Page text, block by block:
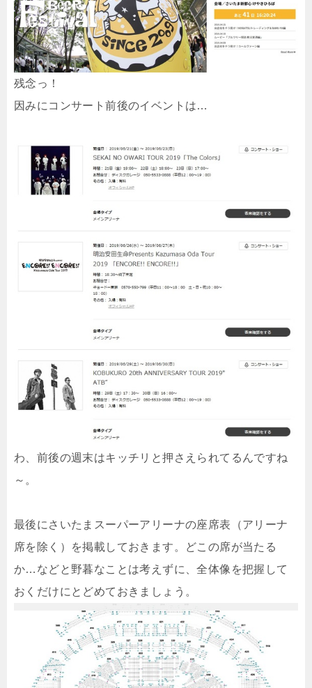
残念っ！
因みにコンサート前後のイベントは…
わ、前後の週末はキッチリと押さえられてるんですね
～。
最後にさいたまスーパーアリーナの座席表（アリーナ
席を除く）を掲載しておきます。どこの席が当たる
か…などと野暮なことは考えずに、全体像を把握して
おくだけにとどめておきましょう。